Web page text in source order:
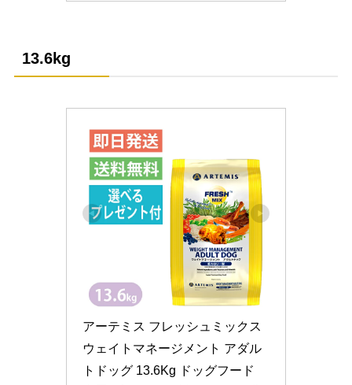
13.6kg
アーテミス フレッシュミックス
ウェイトマネージメント アダル
トドッグ 13.6Kg ドッグフード